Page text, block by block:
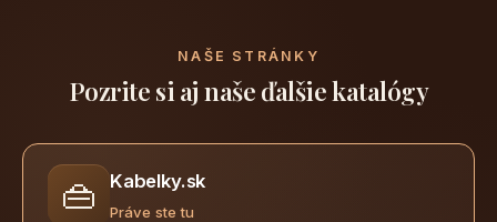
NAŠE STRÁNKY
Pozrite si aj naše ďalšie katalógy
👜 Kabelky.sk
Práve ste tu